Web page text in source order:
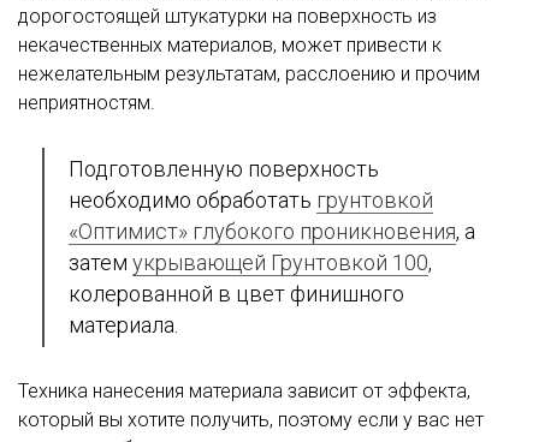
дорогостоящей штукатурки на поверхность из
некачественных материалов, может привести к
нежелательным результатам, расслоению и прочим
неприятностям.
Подготовленную поверхность
необходимо обработать грунтовкой
«Оптимист» глубокого проникновения, а
затем укрывающей Грунтовкой 100,
колерованной в цвет финишного
материала.
Техника нанесения материала зависит от эффекта,
который вы хотите получить, поэтому если у вас нет